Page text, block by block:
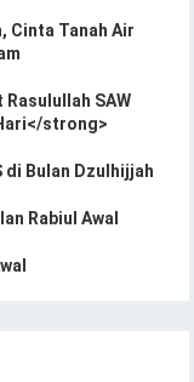
Cinta Tanah Air
SAW
strong>
di Bulan Dzulhijjah
Rabiul Awal